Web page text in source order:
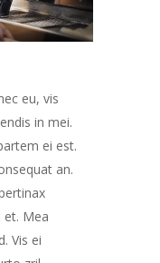
eu, vis
in mei.
ei est.
an.
et. Mea
Vis ei